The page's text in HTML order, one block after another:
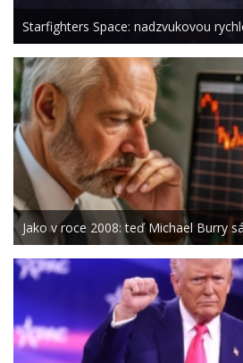
Starfighters Space: nadzvukovou
Jako v roce 2008: teď Michael Burry